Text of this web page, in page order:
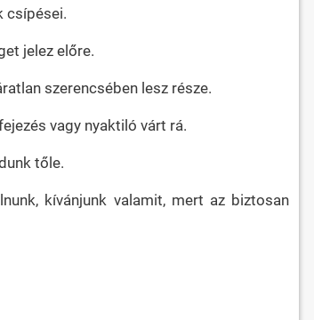
csípései.
jelez előre.
szerencsében lesz része.
vagy nyaktiló várt rá.
tőle.
kívánjunk valamit, mert az biztosan